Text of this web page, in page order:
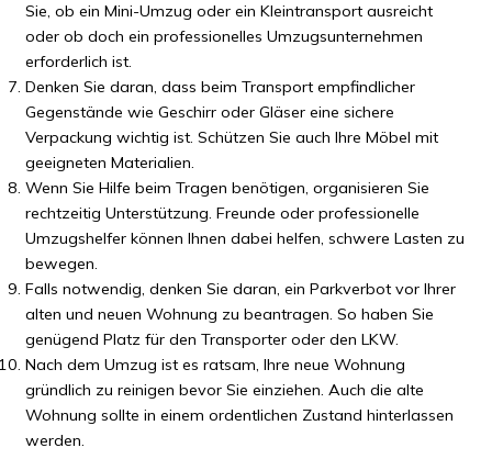
Sie, ob ein Mini-Umzug oder ein Kleintransport ausreicht
oder ob doch ein professionelles Umzugsunternehmen
erforderlich ist.
Denken Sie daran, dass beim Transport empfindlicher
Gegenstände wie Geschirr oder Gläser eine sichere
Verpackung wichtig ist. Schützen Sie auch Ihre Möbel mit
geeigneten Materialien.
Wenn Sie Hilfe beim Tragen benötigen, organisieren Sie
rechtzeitig Unterstützung. Freunde oder professionelle
Umzugshelfer können Ihnen dabei helfen, schwere Lasten zu
bewegen.
Falls notwendig, denken Sie daran, ein Parkverbot vor Ihrer
alten und neuen Wohnung zu beantragen. So haben Sie
genügend Platz für den Transporter oder den LKW.
Nach dem Umzug ist es ratsam, Ihre neue Wohnung
gründlich zu reinigen bevor Sie einziehen. Auch die alte
Wohnung sollte in einem ordentlichen Zustand hinterlassen
werden.